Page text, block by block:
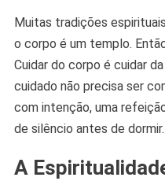
Muitas tradições
o corpo é um templo.
Cuidar do corpo é cuidar
cuidado não precisa ser
com intenção, uma
de silêncio antes de dormir.
A